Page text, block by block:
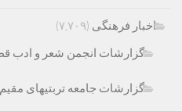
اخبار فرهنگی (۷,۷۰۹)
گزارشات انجمن شعر و ادب
گزارشات جامعه تربتیهای